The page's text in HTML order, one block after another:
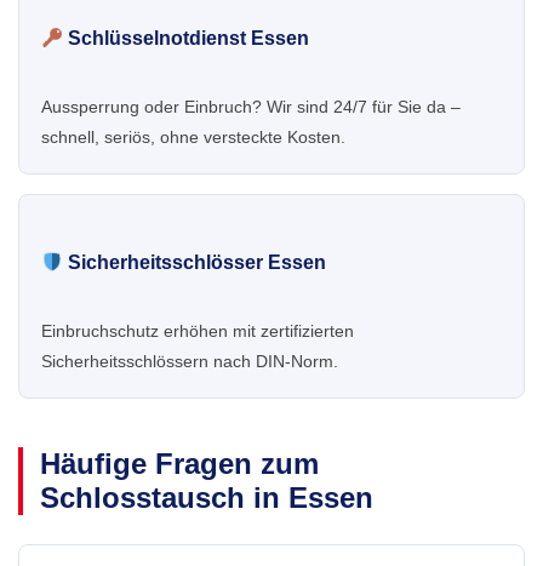
Schlüsselnotdienst Essen
Aussperrung oder Einbruch? Wir sind 24/7 für Sie da –
schnell, seriös, ohne versteckte Kosten.
Sicherheitsschlösser Essen
Einbruchschutz erhöhen mit zertifizierten
Sicherheitsschlössern nach DIN-Norm.
Häufige Fragen zum
Schlosstausch in Essen